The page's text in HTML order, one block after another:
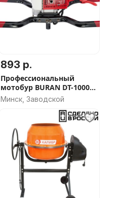
893 р.
Профессиональный
мотобур BURAN DT-1000
(без шнека)
Минск, Заводской